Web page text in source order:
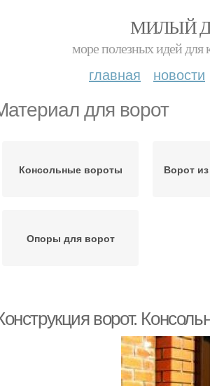
МИЛЫЙ
море полезных идей для
главная новости
для ворот
Консольные вороты Ворот
Опоры для ворот
ворот.